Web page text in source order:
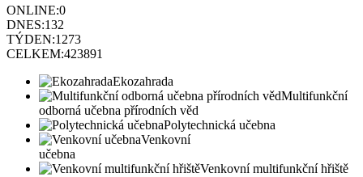
ONLINE:0
DNES:132
TÝDEN:1273
CELKEM:423891
Ekozahrada
Multifunkční
odborná učebna přírodních věd
Polytechnická učebna
Venkovní
učebna
Venkovní multifunkční hřiště